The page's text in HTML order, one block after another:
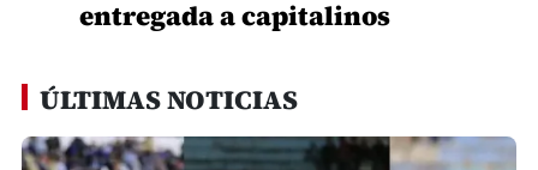
entregada a capitalinos
ÚLTIMAS NOTICIAS